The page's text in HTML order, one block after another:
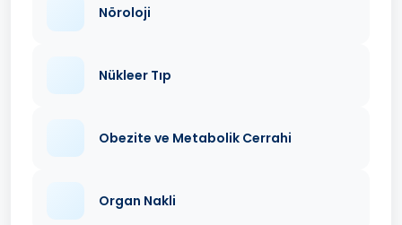
Nöroloji
Nükleer Tıp
Obezite ve Metabolik Cerrahi
Organ Nakli